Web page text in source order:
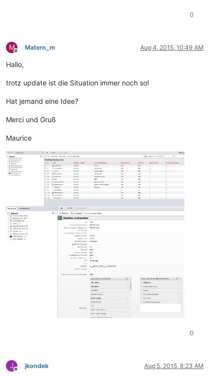
0
M
Offline
Matern_m Aug 4, 2015, 10:49 AM
Hallo,
trotz update ist die Situation immer noch so!
Hat jemand eine Idee?
Merci und Gruß
Maurice
0
J
Offline
jkondek Aug 5, 2015, 8:23 AM